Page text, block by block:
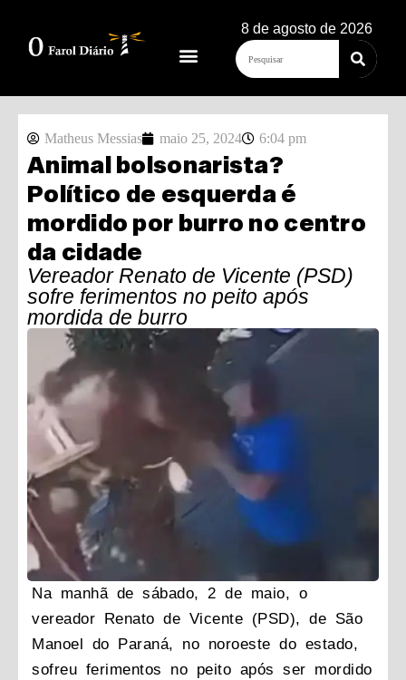
8 de agosto de 2026
Matheus Messias maio 25, 2024 6:04 pm
Animal bolsonarista?
Político de esquerda é
mordido por burro no centro
da cidade
Vereador Renato de Vicente (PSD)
sofre ferimentos no peito após
mordida de burro
Na manhã de sábado, 2 de maio, o
vereador Renato de Vicente (PSD), de São
Manoel do Paraná, no noroeste do estado,
sofreu ferimentos no peito após ser mordido